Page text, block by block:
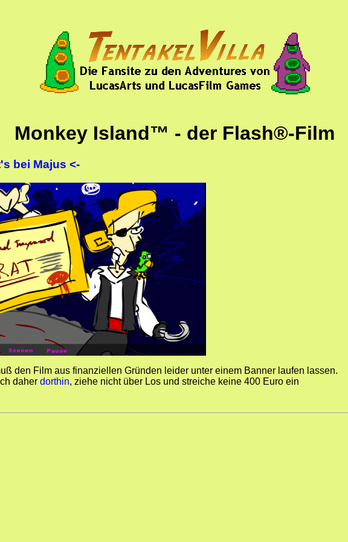
Monkey Island™ - der Flash®-Film
bei Majus <-
den Film aus finanziellen Gründen leider unter einem Banner laufen lassen.
daher dorthin, ziehe nicht über Los und streiche keine 400 Euro ein